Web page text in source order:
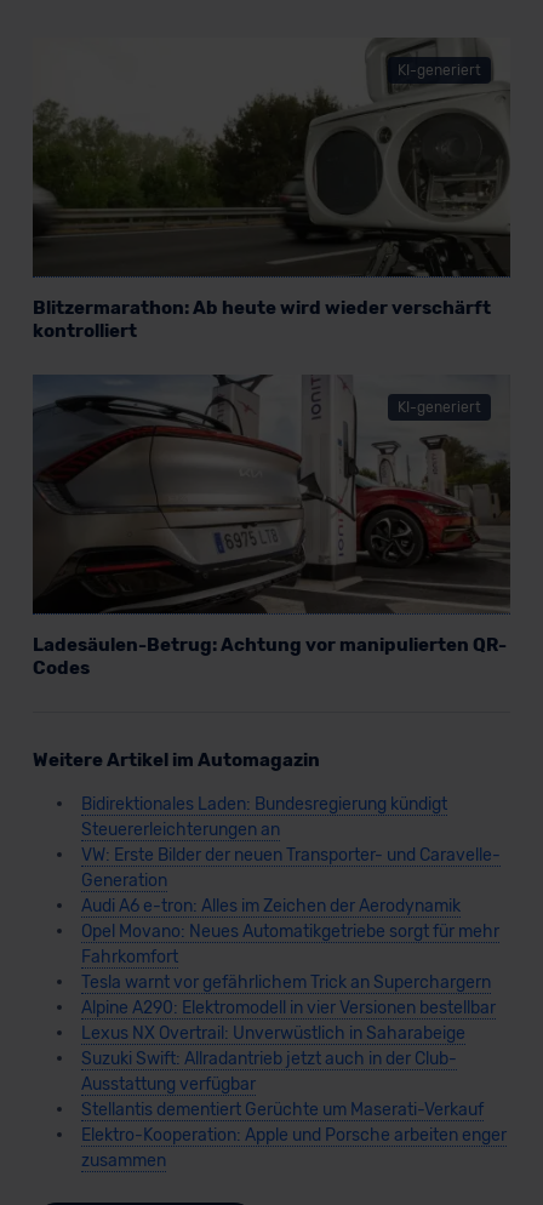
KI-generiert
Blitzermarathon: Ab heute wird wieder verschärft
kontrolliert
KI-generiert
Ladesäulen-Betrug: Achtung vor manipulierten QR-
Codes
Weitere Artikel im Automagazin
Bidirektionales Laden: Bundesregierung kündigt
Steuererleichterungen an
VW: Erste Bilder der neuen Transporter- und Caravelle-
Generation
Audi A6 e-tron: Alles im Zeichen der Aerodynamik
Opel Movano: Neues Automatikgetriebe sorgt für mehr
Fahrkomfort
Tesla warnt vor gefährlichem Trick an Superchargern
Alpine A290: Elektromodell in vier Versionen bestellbar
Lexus NX Overtrail: Unverwüstlich in Saharabeige
Suzuki Swift: Allradantrieb jetzt auch in der Club-
Ausstattung verfügbar
Stellantis dementiert Gerüchte um Maserati-Verkauf
Elektro-Kooperation: Apple und Porsche arbeiten enger
zusammen